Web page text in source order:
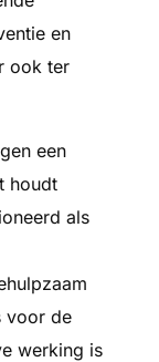
en
ook ter
een
houdt
als
voor de
werking is